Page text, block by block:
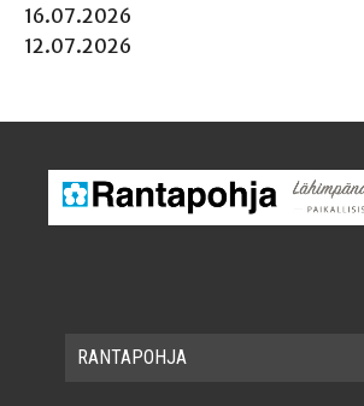
16.07.2026
12.07.2026
RAN­TA­POH­JA